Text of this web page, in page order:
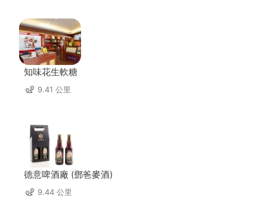
知味花生軟糖
9.41 公里
德意啤酒廠 (鄧爸麥酒)
9.44 公里